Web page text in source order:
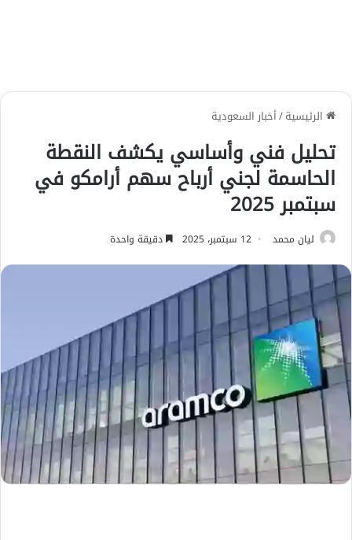
الرئيسية/أخبار السعودية
تحليل فني وأساسي يكشف النقطة
الحاسمة لجني أرباح سهم أرامكو في
سبتمبر 2025
ليان محمد 12 سبتمبر، 2025 دقيقة واحدة